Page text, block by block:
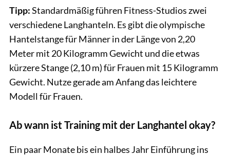
Tipp:Standardmäßig führen Fitness-Studios zwei
verschiedene Langhanteln. Es gibt die olympische
Hantelstange für Männer in der Länge von 2,20
Meter mit 20 Kilogramm Gewicht und die etwas
kürzere Stange (2,10 m) für Frauen mit 15 Kilogramm
Gewicht. Nutze gerade am Anfang das leichtere
Modell für Frauen.
Ab wann ist Training mit der Langhantel okay?
Ein paar Monate bis ein halbes Jahr Einführung ins